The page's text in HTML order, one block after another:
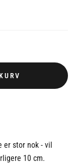
stor nok - vil
10 cm.